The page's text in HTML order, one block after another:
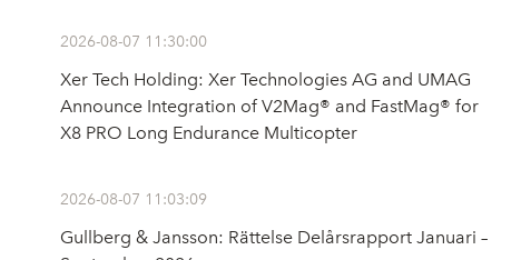
2026-08-07 11:30:00
Xer Tech Holding: Xer Technologies AG and UMAG
Announce Integration of V2Mag® and FastMag® for
X8 PRO Long Endurance Multicopter
2026-08-07 11:03:09
Gullberg & Jansson: Rättelse Delårsrapport Januari –